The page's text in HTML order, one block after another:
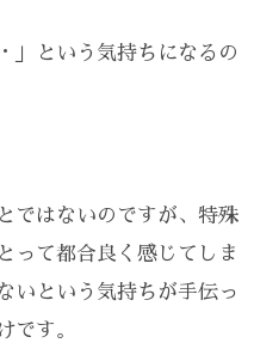
」という気持ちになるの
ではないのですが、特殊
って都合良く感じてしま
いという気持ちが手伝っ
です。